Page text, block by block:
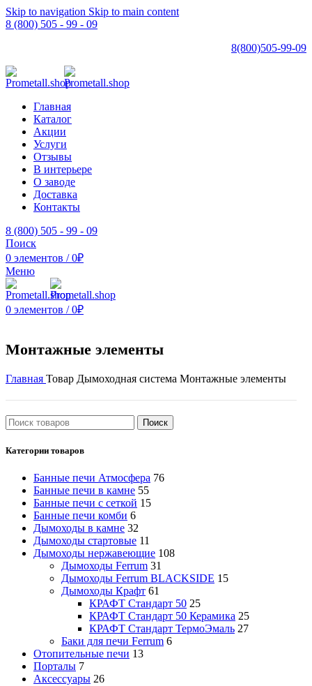
Skip to navigation Skip to main content
8 (800) 505 - 99 - 09
8(800)505-99-09
Главная
Каталог
Акции
Услуги
Отзывы
В интерьере
О заводе
Доставка
Контакты
8 (800) 505 - 99 - 09
Поиск
0 элементов / 0₽
Меню
0 элементов / 0₽
Монтажные элементы
Главная Товар Дымоходная система Монтажные элементы
Поиск
Категории товаров
Банные печи Атмосфера 76
Банные печи в камне 55
Банные печи с сеткой 15
Банные печи комби 6
Дымоходы в камне 32
Дымоходы стартовые 11
Дымоходы нержавеющие 108
Дымоходы Ferrum 31
Дымоходы Ferrum BLACKSIDE 15
Дымоходы Крафт 61
КРАФТ Стандарт 50 25
КРАФТ Стандарт 50 Керамика 25
КРАФТ Стандарт ТермоЭмаль 27
Баки для печи Ferrum 6
Отопительные печи 13
Порталы 7
Аксессуары 26